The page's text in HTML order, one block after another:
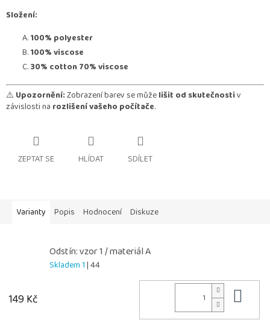
Složení:
100% polyester
100% viscose
30% cotton 70% viscose
⚠️ Upozornění:Zobrazení barev se můželišit od skutečnostiv
závislosti na rozlišení vašeho počítače.
ZEPTAT SE HLÍDAT SDÍLET
Varianty Popis Hodnocení Diskuze
Odstín: vzor 1 / materiál A
Skladem 1| 44
149 Kč